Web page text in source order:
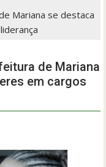
Mariana se destaca
de Mariana
em cargos